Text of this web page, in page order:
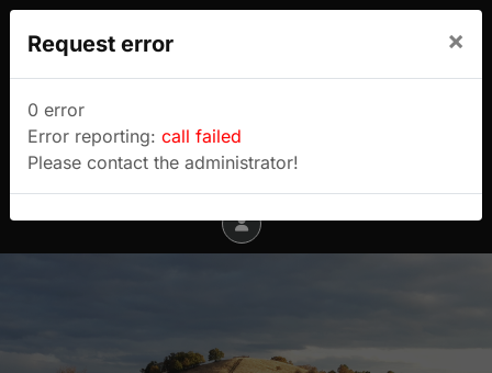
Sulyok Gábor túrablogja
Menu
Request error ×
0 error
Error reporting: call failed
Please contact the administrator!